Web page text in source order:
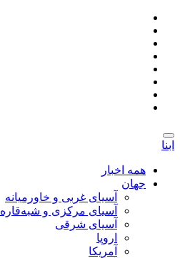
ابنا
همه اخبار
جهان
آسیای غربی و خاورمیانه
آسیای مرکزی و شبه‌قاره
آسیای شرقی
اروپا
آمریکا